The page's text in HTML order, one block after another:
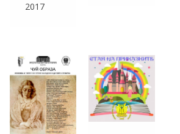
2017